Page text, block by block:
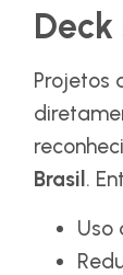
Projetos
Brasil .
Uso